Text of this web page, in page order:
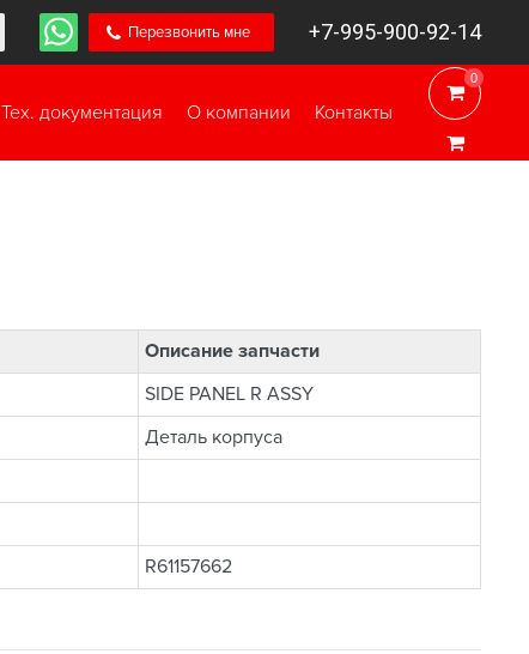
Перезвонить мне +7-995-900-92-14
0
0
Тех. документация О компании Контакты
Описание запчасти
SIDE PANEL R ASSY
Деталь корпуса
R61157662